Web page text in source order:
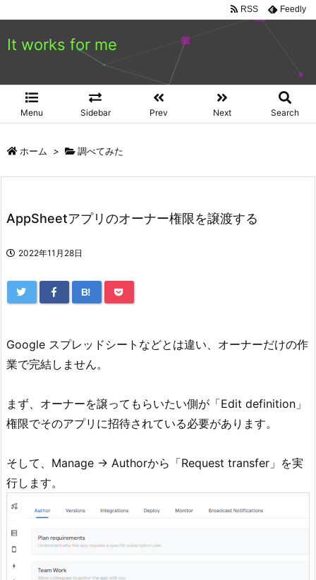
It works for me
Menu Sidebar Prev Next Search
RSS Feedly
ホーム > 調べてみた
AppSheetアプリのオーナー権限を譲渡する
2022年11月28日
B!
Google スプレッドシートなどとは違い、オーナーだけの作
業で完結しません。
まず、オーナーを譲ってもらいたい側が「Edit definition」
権限でそのアプリに招待されている必要があります。
そして、Manage -> Authorから「Request transfer」を実
行します。